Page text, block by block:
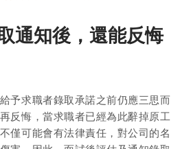
通知後，還能反悔
予求職者錄取承諾之前仍應三思而
反悔，當求職者已經為此辭掉原工
僅可能會有法律責任，對公司的名